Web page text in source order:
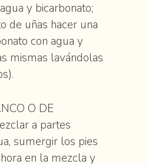
y bicarbonato;
de uñas hacer una
con agua y
mismas lavándolas
O DE
a partes
sumergir los pies
en la mezcla y